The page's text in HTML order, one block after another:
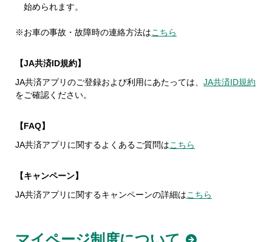
始められます。
※お車の事故・故障時の連絡方法はこちら
【JA共済ID規約】
JA共済アプリのご登録および利用にあたっては、 JA共済ID規約
をご確認ください。
【FAQ】
JA共済アプリに関するよくあるご質問はこちら
【キャンペーン】
JA共済アプリに関するキャンペーンの詳細はこちら